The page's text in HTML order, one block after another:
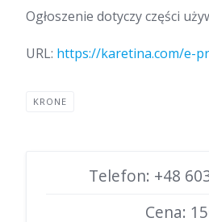
Ogłoszenie dotyczy części
URL: https://karetina.com/e-
KRONE
Telefon: +48
Cena: